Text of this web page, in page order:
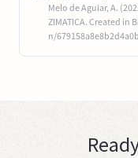
Melo de Aguiar, A.
ZIMATICA. Created
n/